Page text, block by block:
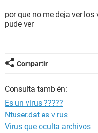
por que no me deja ver
pude ver
Compartir
Consulta también:
Es un virus ?????
Ntuser.dat es virus
Virus que oculta archivos